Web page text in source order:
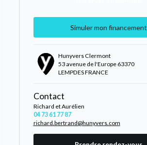
Simuler mon financement
Hunyvers Clermont
53 avenue de l'Europe 63370
LEMPDES FRANCE
Contact
Richard et Aurélien
04 73 61 77 87
richard.bertrand@hunyvers.com